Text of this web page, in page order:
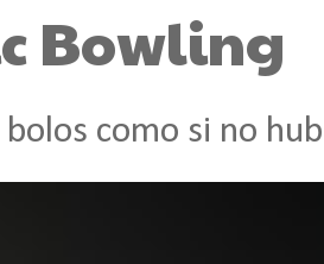
Bowling
bolos como si no